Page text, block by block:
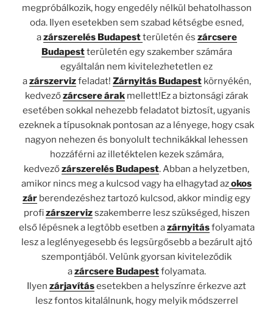
megpróbálkozik, hogy engedély nélkül behatolhasson
oda. Ilyen esetekben sem szabad kétségbe esned,
azárszerelés Budapestterületén és zárcsere
Budapestterületén egy szakember számára
egyáltalán nem kivitelezhetetlen ez
azárszervizfeladat! Zárnyitás Budapestkörnyékén,
kedvezőzárcsere árak mellett!Ez a biztonsági zárak
esetében sokkal nehezebb feladatot biztosít, ugyanis
ezeknek a típusoknak pontosan az a lényege, hogy csak
nagyon nehezen és bonyolult technikákkal lehessen
hozzáférni az illetéktelen kezek számára,
kedvezőzárszerelés Budapest. Abban a helyzetben,
amikor nincs meg a kulcsod vagy ha elhagytad azokos
zár berendezéshez tartozó kulcsod, akkor mindig egy
profizárszervizszakemberre lesz szükséged, hiszen
első lépésnek a legtöbb esetben azárnyitásfolyamata
lesz a leglényegesebb és legsürgősebb a bezárult ajtó
szempontjából. Velünk gyorsan kiviteleződik
azárcsere Budapestfolyamata.
Ilyen zárjavításesetekben a helyszínre érkezve azt
lesz fontos kitalálnunk, hogy melyik módszerrel